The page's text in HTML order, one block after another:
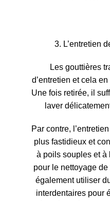
3. L’entretien
Les gouttières
d’entretien et cela en
Une fois retirée, il
laver
Par contre,
plus fastidieux et
à poils souples et à
pour le nettoyage
également utiliser
interdentaires pour